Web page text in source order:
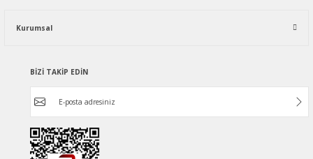
Kurumsal
BİZİ TAKİP EDİN